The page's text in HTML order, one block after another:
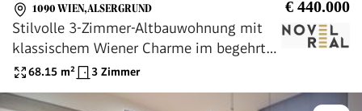
1090 WIEN,ALSERGRUND € 440.000
Stilvolle 3-Zimmer-Altbauwohnung mit
klassischem Wiener Charme im begehrten
9. Bezirk
68.15 m² 3 Zimmer